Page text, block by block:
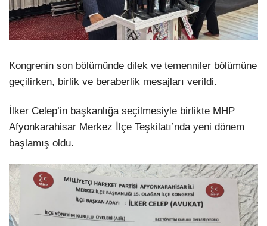
Kongrenin son bölümünde dilek ve temenniler bölümüne
geçilirken, birlik ve beraberlik mesajları verildi.
İlker Celep’in başkanlığa seçilmesiyle birlikte MHP
Afyonkarahisar Merkez İlçe Teşkilatı’nda yeni dönem
başlamış oldu.